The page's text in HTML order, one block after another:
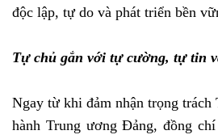
độc lập, tự do và phát triển bền
Tự chủ gắn với tự cường, tự tin
Ngay từ khi đảm nhận trọng
hành Trung ương Đảng, đồng